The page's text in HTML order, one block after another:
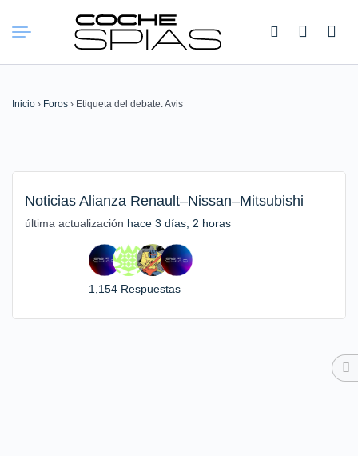
Buscar:
Inicio › Foros › Etiqueta del debate: Avis
Noticias Alianza Renault–Nissan–Mitsubishi
última actualización hace 3 días, 2 horas
1,154 Respuestas